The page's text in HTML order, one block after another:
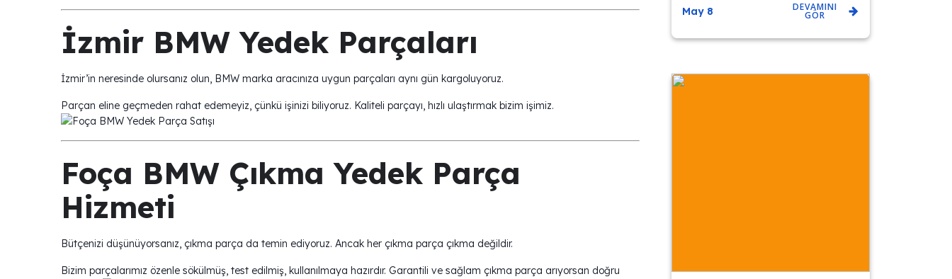
İzmir BMW Yedek Parçaları
İzmir’in neresinde olursanız olun, BMW marka aracınıza uygun parçaları aynı gün kargoluyoruz.
Parçan eline geçmeden rahat edemeyiz, çünkü işinizi biliyoruz. Kaliteli parçayı, hızlı ulaştırmak bizim işimiz.
Foça BMW Çıkma Yedek Parça
Hizmeti
Bütçenizi düşünüyorsanız, çıkma parça da temin ediyoruz. Ancak her çıkma parça çıkma değildir.
Bizim parçalarımız özenle sökülmüş, test edilmiş, kullanılmaya hazırdır. Garantili ve sağlam çıkma parça arıyorsan doğru
May 8 DEVAMINI
GÖR